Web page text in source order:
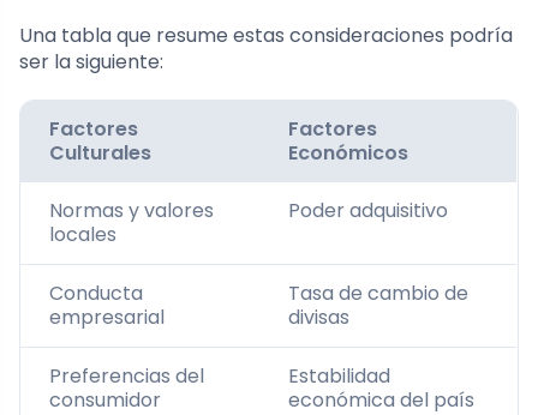
Una tabla que resume estas consideraciones podría
ser la siguiente:
Factores
Culturales
Factores
Económicos
Normas y valores
locales
Poder adquisitivo
Conducta
empresarial
Tasa de cambio de
divisas
Preferencias del
consumidor
Estabilidad
económica del país